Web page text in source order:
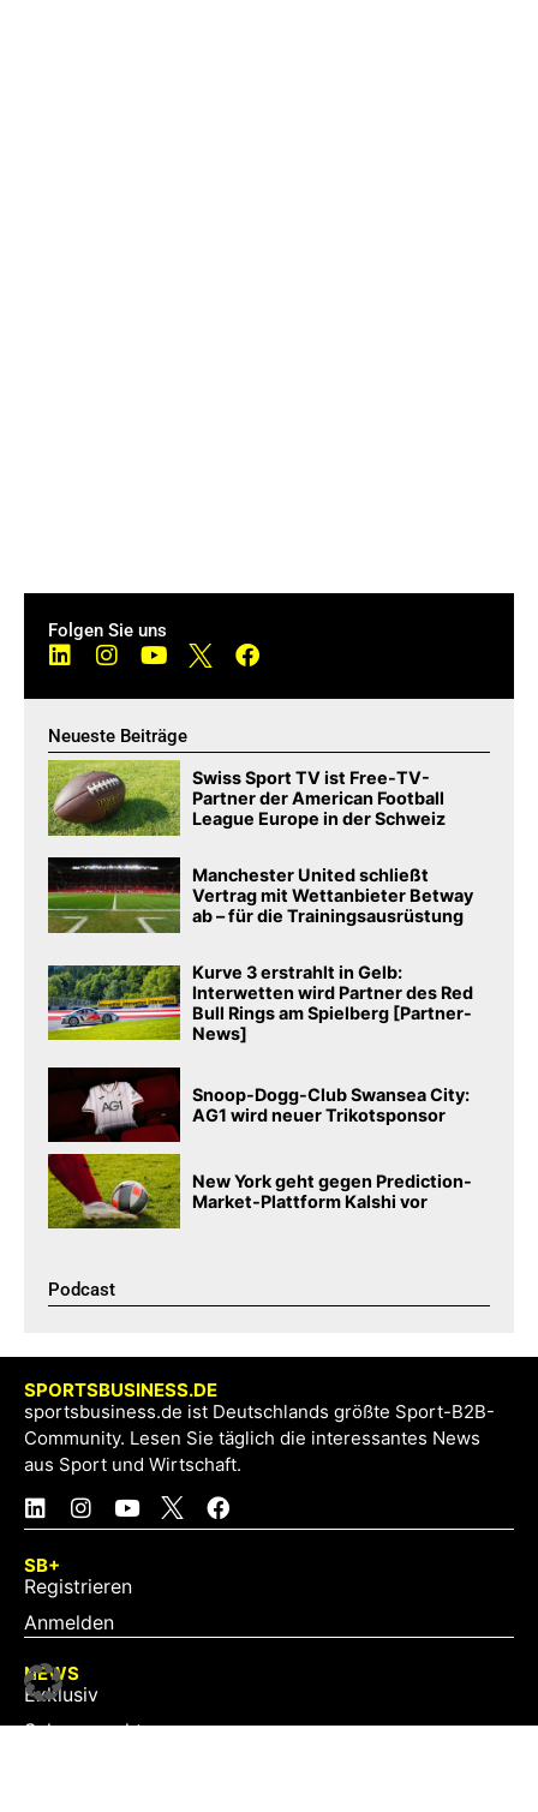
Folgen Sie uns
Neueste Beiträge
Swiss Sport TV ist Free-TV-
Partner der American Football
League Europe in der Schweiz
Manchester United schließt
Vertrag mit Wettanbieter Betway
ab – für die Trainingsausrüstung
Kurve 3 erstrahlt in Gelb:
Interwetten wird Partner des Red
Bull Rings am Spielberg [Partner-
News]
Snoop-Dogg-Club Swansea City:
AG1 wird neuer Trikotsponsor
New York geht gegen Prediction-
Market-Plattform Kalshi vor
Podcast​
SPORTSBUSINESS.DE
sportsbusiness.de ist Deutschlands größte Sport-B2B-
Community. Lesen Sie täglich die interessantes News
aus Sport und Wirtschaft.
SB+
Registrieren
Anmelden
NEWS
Exklusiv
Schwerpunkt